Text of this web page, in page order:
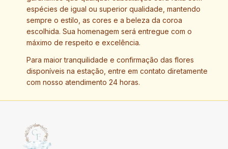
espécies de igual ou superior qualidade, mantendo
sempre o estilo, as cores e a beleza da coroa
escolhida. Sua homenagem será entregue com o
máximo de respeito e excelência.
Para maior tranquilidade e confirmação das flores
disponíveis na estação, entre em contato diretamente
com nosso atendimento 24 horas.